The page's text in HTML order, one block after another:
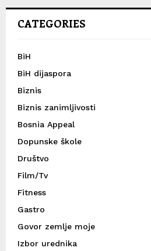
CATEGORIES
BiH
BiH dijaspora
Biznis
Biznis zanimljivosti
Bosnia Appeal
Dopunske škole
Društvo
Film/Tv
Fitness
Gastro
Govor zemlje moje
Izbor urednika